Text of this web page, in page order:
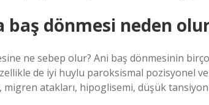
baş dönmesi neden
ne sebep olur? Ani baş dönmesinin
de iyi huylu paroksismal pozisyonel
migren atakları, hipoglisemi, düşük